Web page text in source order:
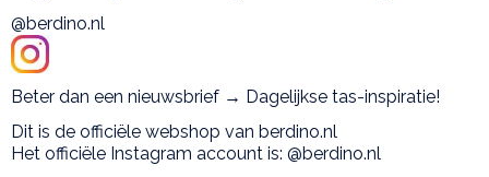
@berdino.nl
Beter dan een nieuwsbrief → Dagelijkse tas-inspiratie!
Dit is de officiële webshop van berdino.nl
Het officiële Instagram account is: @berdino.nl